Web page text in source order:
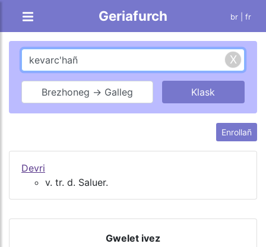
Geriafurch br | fr
Brezhoneg → Galleg
Enrollañ
Devri
v. tr. d. Saluer.
Gwelet ivez